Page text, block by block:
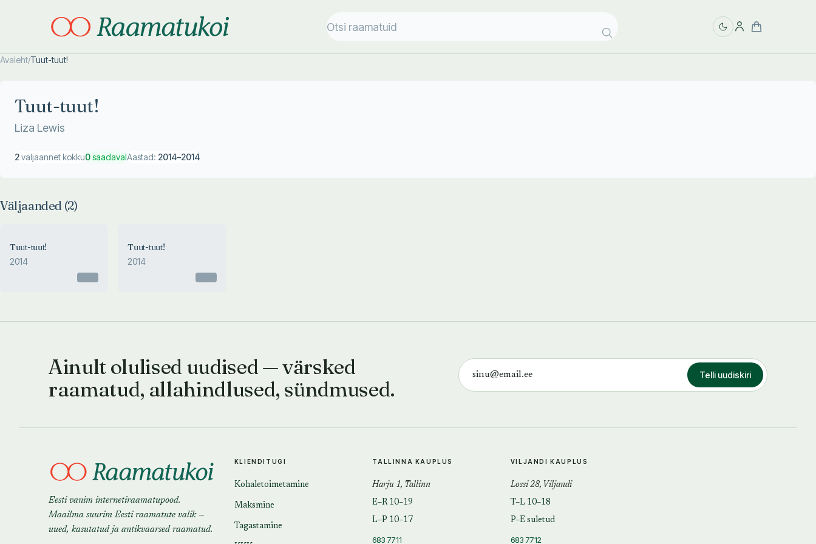
Avaleht/Tuut-tuut!
Tuut-tuut!
Liza Lewis
2väljaannet kokku0saadavalAastad: 2014–2014
Väljaanded (2)
Tuut-tuut!
2014
Tuut-tuut!
2014
Ainult olulised uudised — värsked
raamatud, allahindlused, sündmused.
Telli uudiskiri
Eesti vanim internetiraamatupood.
Maailma suurim Eesti raamatute valik —
uued, kasutatud ja antikvaarsed raamatud.
KLIENDITUGI
Kohaletoimetamine
Maksmine
Tagastamine
TALLINNA KAUPLUS
Harju 1, Tallinn
E–R 10–19
L–P 10–17
683 7711
VILJANDI KAUPLUS
Lossi 28, Viljandi
T–L 10–18
P–E suletud
683 7712